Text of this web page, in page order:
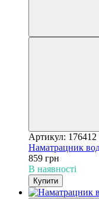
Артикул: 176412
Наматрацник
859 грн
В наявності
Купити